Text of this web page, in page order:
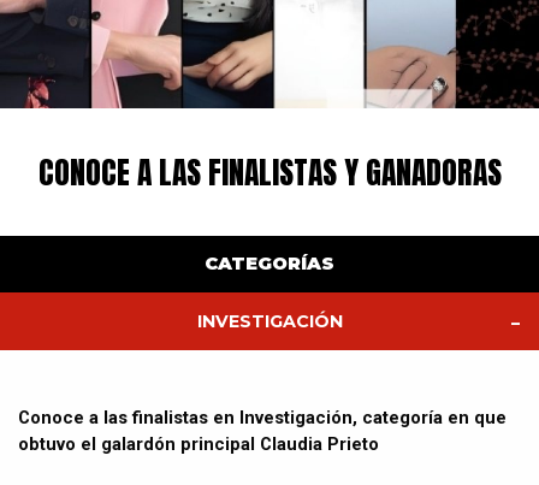
CONOCE A LAS FINALISTAS Y GANADORAS
CATEGORÍAS
INVESTIGACIÓN
Conoce a las finalistas en Investigación, categoría en que
obtuvo el galardón principal Claudia Prieto